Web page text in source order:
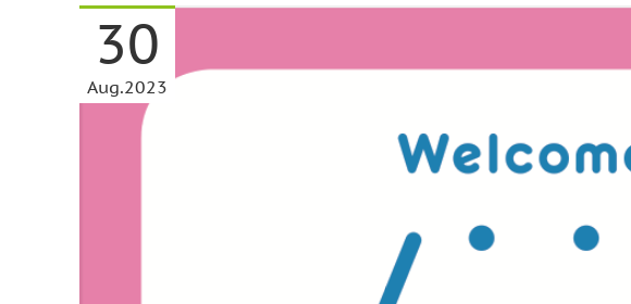
30
Aug 2023